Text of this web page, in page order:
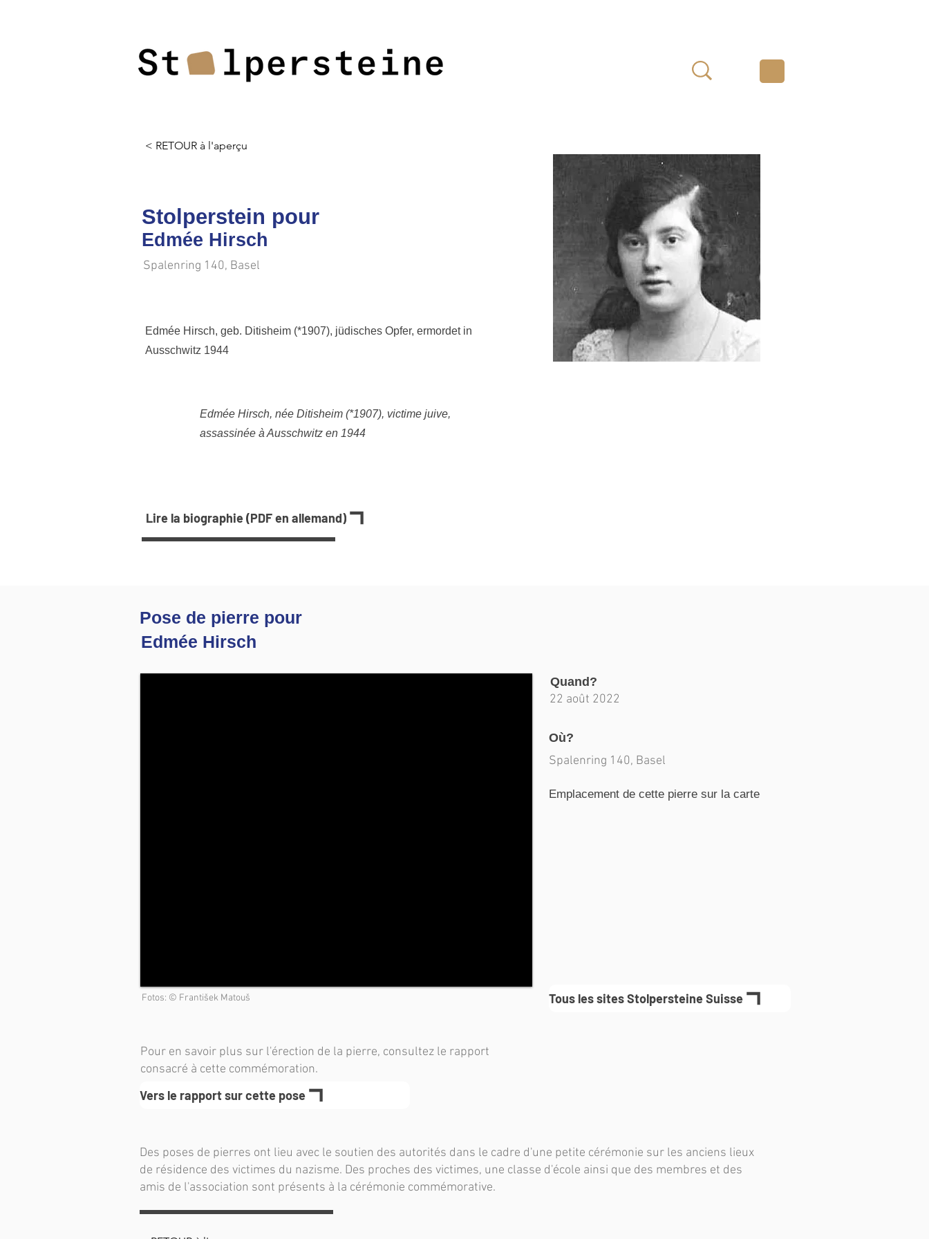
< RETOUR à l'aperçu
Stolperstein pour
Edmée Hirsch
Spalenring 140, Basel
Edmée Hirsch, geb. Ditisheim (*1907), jüdisches Opfer, ermordet in
Ausschwitz 1944
Edmée Hirsch, née Ditisheim (*1907), victime juive,
assassinée à Ausschwitz en 1944
Lire la biographie (PDF en allemand)
Pose de pierre pour
Edmée Hirsch
Fotos: © František Matouš
Quand?
22 août 2022
Où?
Spalenring 140, Basel
Emplacement de cette pierre sur la carte
Tous les sites Stolpersteine Suisse
Pour en savoir plus sur l'érection de la pierre, consultez le rapport
consacré à cette commémoration.
Vers le rapport sur cette pose
Des poses de pierres ont lieu avec le soutien des autorités dans le cadre d'une petite cérémonie sur les anciens lieux
de résidence des victimes du nazisme. Des proches des victimes, une classe d'école ainsi que des membres et des
amis de l'association sont présents à la cérémonie commémorative.